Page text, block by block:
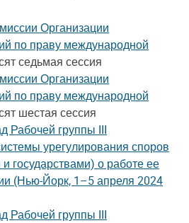
Организации
по праву международной
седьмая сессия
Организации
по праву международной
шестая сессия
Рабочей группы III
урегулирования споров
государствами) о работе ее
(Нью-Йорк, 1–5 апреля 2024
Рабочей группы III